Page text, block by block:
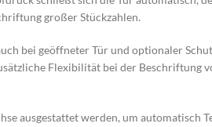
großer Stückzahlen.
bei geöffneter Tür und optionaler
Flexibilität bei der Beschriftung
ausgestattet werden, um automatisch